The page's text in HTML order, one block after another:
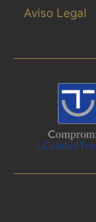
Aviso Legal